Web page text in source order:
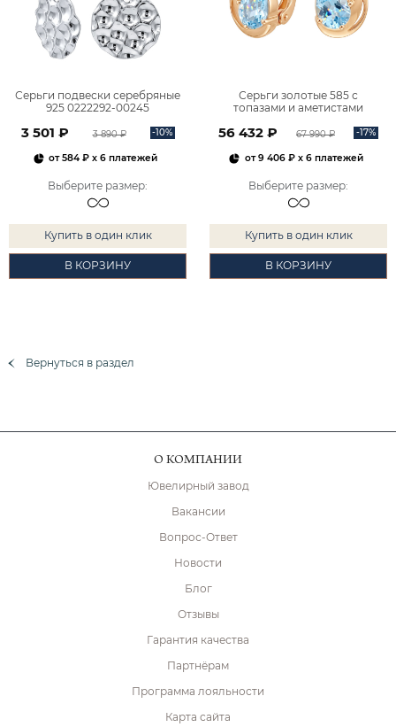
Серьги подвески серебряные
925 0222292-00245
3 501 ₽ 3 890 ₽ -10%
от584 ₽ x 6 платежей
Выберите размер:
Купить в один клик
В КОРЗИНУ
Серьги золотые 585 с
топазами и аметистами
56 432 ₽ 67 990 ₽ -17%
от9 406 ₽x 6 платежей
Выберите размер:
Купить в один клик
В КОРЗИНУ
Вернуться в раздел
О КОМПАНИИ
Ювелирный завод
Вакансии
Вопрос-Ответ
Новости
Блог
Отзывы
Гарантия качества
Партнёрам
Программа лояльности
Карта сайта